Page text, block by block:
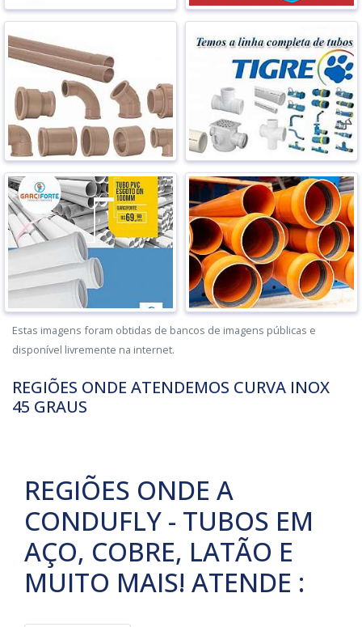
Estas imagens foram obtidas de bancos de imagens públicas e
disponível livremente na internet.
REGIÕES ONDE ATENDEMOS CURVA INOX
45 GRAUS
REGIÕES ONDE A
CONDUFLY - TUBOS EM
AÇO, COBRE, LATÃO E
MUITO MAIS! ATENDE :